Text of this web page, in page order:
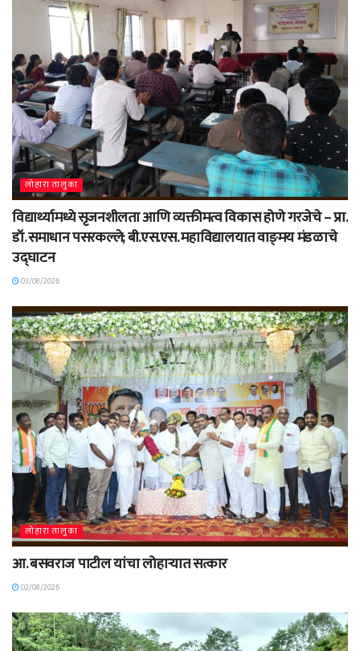
लोहारा तालुका
विद्यार्थ्यामध्ये सृजनशीलता आणि व्यक्तीमत्व विकास होणे गरजेचे – प्रा.
डॉ. समाधान पसरकल्ले; बी.एस.एस. महाविद्यालयात वाङ्‌मय मंडळाचे
उद्घाटन
03/08/2026
लोहारा तालुका
आ. बसवराज पाटील यांचा लोहाऱ्यात सत्कार
02/08/2026